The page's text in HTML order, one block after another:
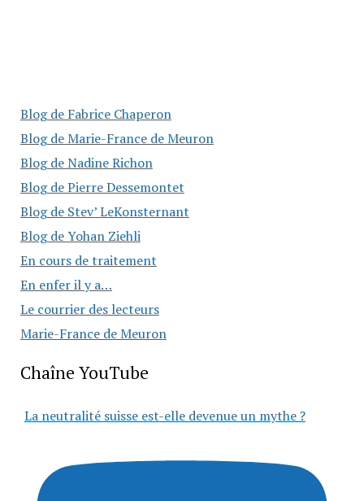
Blog de Fabrice Chaperon
Blog de Marie-France de Meuron
Blog de Nadine Richon
Blog de Pierre Dessemontet
Blog de Stev’ LeKonsternant
Blog de Yohan Ziehli
En cours de traitement
En enfer il y a…
Le courrier des lecteurs
Marie-France de Meuron
Chaîne YouTube
La neutralité suisse est-elle devenue un mythe ?